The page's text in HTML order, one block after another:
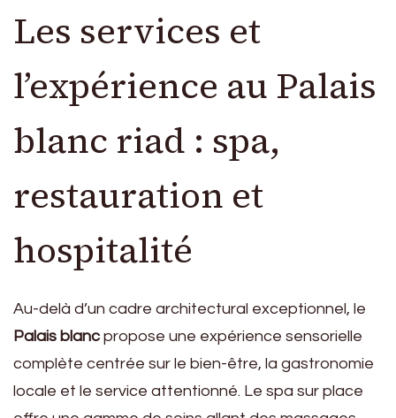
Les services et
l’expérience au Palais
blanc riad : spa,
restauration et
hospitalité
Au-delà d’un cadre architectural exceptionnel, le
Palais blanc propose une expérience sensorielle
complète centrée sur le bien-être, la gastronomie
locale et le service attentionné. Le spa sur place